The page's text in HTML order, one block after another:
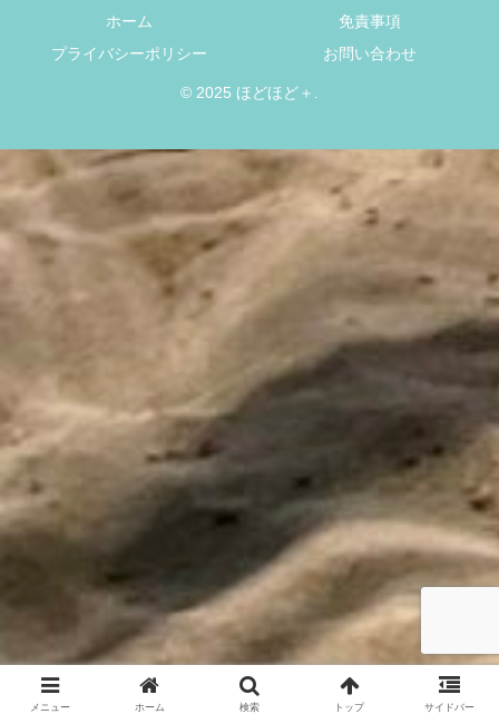
ホーム
免責事項
プライバシーポリシー
お問い合わせ
© 2025 ほどほど＋.
メニュー ホーム 検索 トップ サイドバー